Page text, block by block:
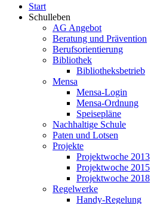
Start
Schulleben
AG Angebot
Beratung und Prävention
Berufsorientierung
Bibliothek
Bibliotheksbetrieb
Mensa
Mensa-Login
Mensa-Ordnung
Speisepläne
Nachhaltige Schule
Paten und Lotsen
Projekte
Projektwoche 2013
Projektwoche 2015
Projektwoche 2018
Regelwerke
Handy-Regelung